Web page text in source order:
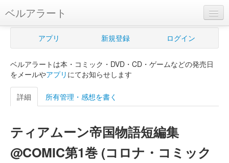
ベルアラート
ベルアラートとは
新規登録
ログイン
購入管理
Myシェルフ
アプリ 新規登録 ログイン
ベルアラートは本・コミック・DVD・CD・ゲームなどの発売日
をメールやアプリ にてお知らせします
詳細 所有管理・感想を書く
ティアムーン帝国物語短編集
@COMIC第1巻 (コロナ・コミック